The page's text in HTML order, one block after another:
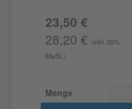
23,50 €
28,20 €
(inkl. 20%
MwSt.)
Menge